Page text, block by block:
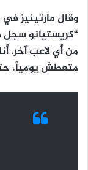
من أي لاعب آخر.
متعطش يومياً، حتى وهو في